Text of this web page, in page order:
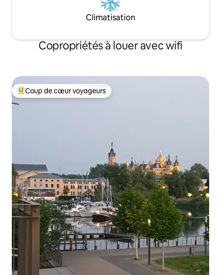
Climatisation
Copropriétés à louer avec wifi
Coup de cœur voyageurs parmi les plus aimés
Coup de cœur voyageurs